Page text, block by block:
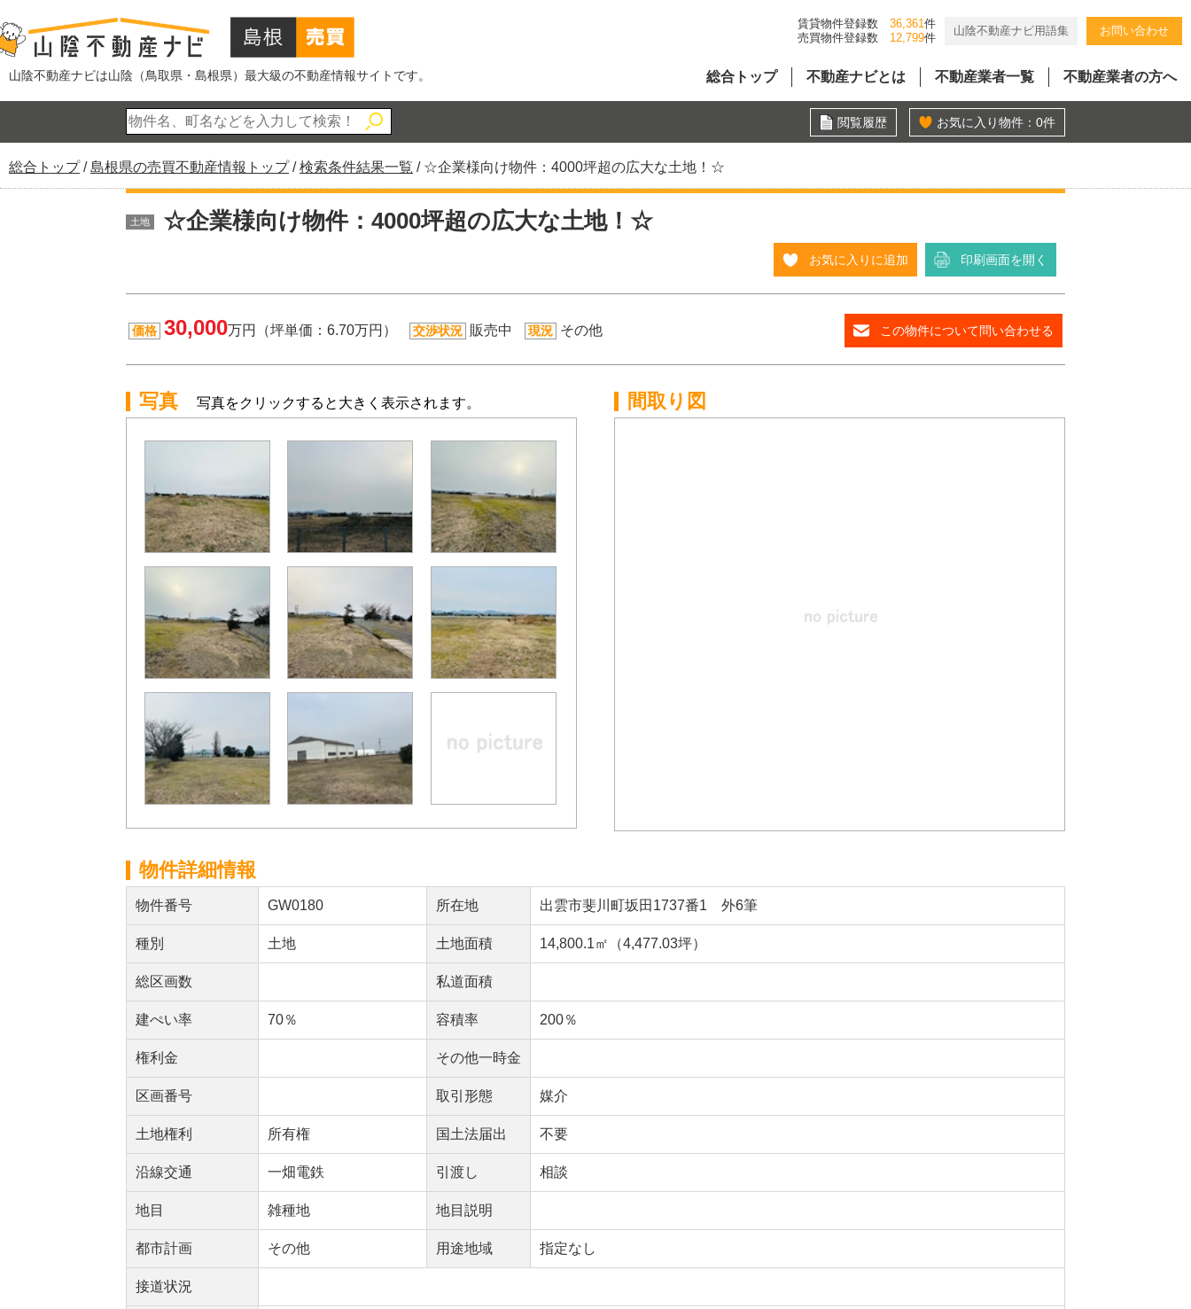
山陰不動産ナビは山陰（鳥取県・島根県）最大級の不動産情報サイトです。
賃貸物件登録数 36,361件
売買物件登録数
12,799件
山陰不動産ナビ用語集 お問い合わせ
総合トップ 不動産ナビとは 不動産業者一覧 不動産業者の方へ
閲覧履歴 お気に入り物件： 0件
現
在
総合トップ/島根県の売買不動産情報トップ/検索条件結果一覧 / ☆企業様向け物件：4000坪超の広大な土地！☆
土地 ☆企業様向け物件：4000坪超の広大な土地！☆
お気に入りに追加 印刷画面を開く
価格 30,000万円（坪単価：6.70万円） 交渉状況 販売中 現況 その他 この物件について問い合わせる
写真 写真をクリックすると大きく表示されます。 間取り図
物件詳細情報
物件番号 GW0180 所在地 出雲市斐川町坂田1737番1 外6筆
種別 土地 土地面積 14,800.1㎡（4,477.03坪）
総区画数 私道面積
建ぺい率 70％ 容積率 200％
権利金 その他一時金
区画番号 取引形態 媒介
土地権利 所有権 国土法届出 不要
沿線交通 一畑電鉄 引渡し 相談
地目 雑種地 地目説明
都市計画 その他 用途地域 指定なし
接道状況